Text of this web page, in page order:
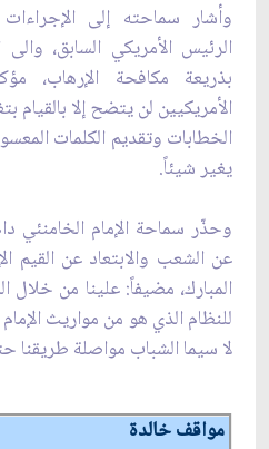
وأشار سماحته إلى الإجراءات
الرئيس الأمريكي السابق،
بذريعة مكافحة الإرهاب،
الأمريكيين لن يتضح إلا بالقيام
الخطابات وتقديم الكلمات
يغير شيئاً.
وحذّر سماحة الإمام الخامنئي
عن الشعب والابتعاد عن القيم
المبارك، مضيفاً: علينا من خلال
للنظام الذي هو من مواريث
لا سيما الشباب مواصلة طريقنا
مواقف خالدة